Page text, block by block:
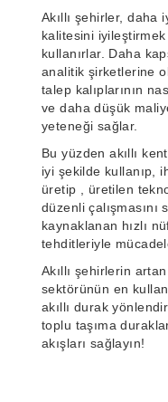
Akıllı şehirler, daha
kalitesini
kullanırlar. Daha
analitik şirketlerine
talep kalıplarının
ve daha düşük
yeteneği sağlar.
Bu yüzden akıllı
iyi şekilde kullanıp,
üretip , üretilen
düzenli
kaynaklanan hızlı
tehditleriyle
Akıllı şehirlerin
sektörünün en
akıllı durak
toplu taşıma
akışları sağlayın!